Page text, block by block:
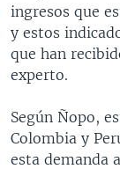
ingresos que
y estos
que han
experto.
Según Ñopo,
Colombia y
esta demanda